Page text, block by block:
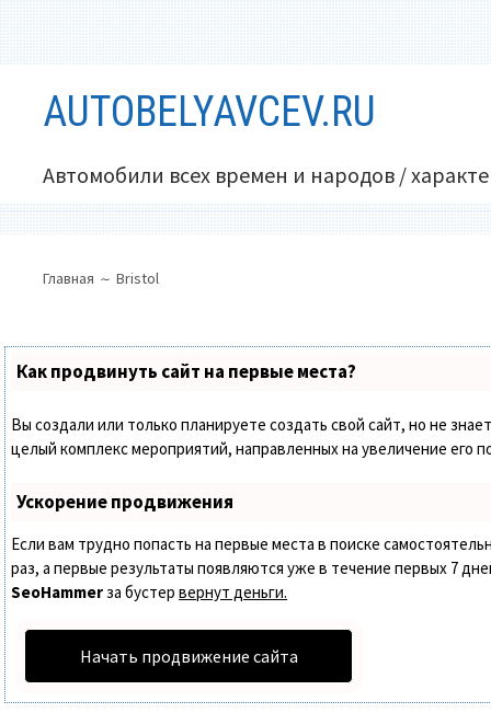
содержимомуAUTOBELYAVCEV.RU
Автомобили всех времен и народов /
МЕНЮ
САЙТЕ
(ХЛЕБНЫЕ
КРОШКИ)
Главная Bristol
Как продвинуть сайт на первые места?
Вы создали или только планируете создать свой сайт, но не
целый комплекс мероприятий, направленных на увеличение его
Ускорение продвижения
Если вам трудно попасть на первые места в поиске
раз, а первые результаты появляются уже в течение первых 7
SeoHammerза бустервернут деньги.
Начать продвижение сайта